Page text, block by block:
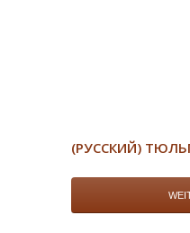
(РУССКИЙ)